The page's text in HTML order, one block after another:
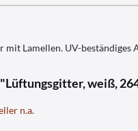
Lamellen. UV-beständiges
weiß,
n.a.